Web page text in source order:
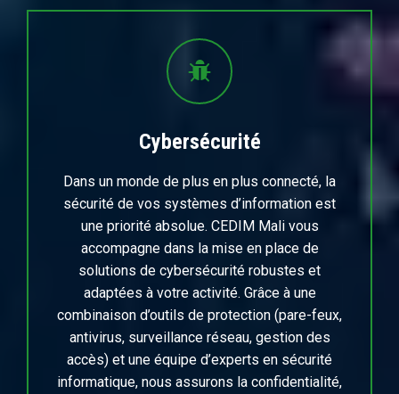
Cybersécurité
Dans un monde de plus en plus connecté, la
sécurité de vos systèmes d’information est
une priorité absolue. CEDIM Mali vous
accompagne dans la mise en place de
solutions de cybersécurité robustes et
adaptées à votre activité. Grâce à une
combinaison d’outils de protection (pare-feux,
antivirus, surveillance réseau, gestion des
accès) et une équipe d’experts en sécurité
informatique, nous assurons la confidentialité,